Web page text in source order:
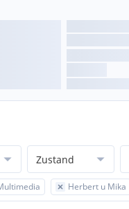
Zustand
Herbert u Mika